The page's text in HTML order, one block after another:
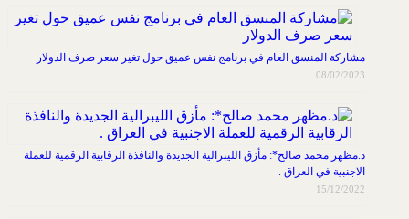
مشاركة المنسق العام في برنامج نفس عميق حول تغير سعر صرف الدولار
08/02/2023
د.مظهر محمد صالح*: مأزق الليبرالية الجديدة والنافذة الرقابية الرقمية للعملة
الاجنبية في العراق .
15/12/2022